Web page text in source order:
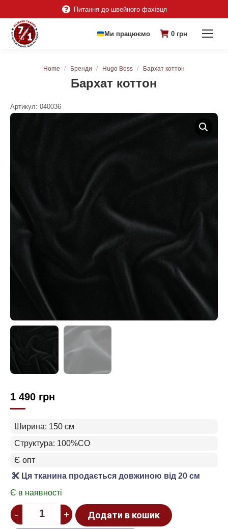
Питання до швейного фахівця
Ми працюємо 0 грн
Бархат коттон
You are here:
Home Бренди Hugo Boss Бархат коттон
Артикул: 040036
1 490 грн
Ширина: 150 см
Структура: 100%CO
Є опт
Ця тканина продається довжиною від 20 см
Є в наявності
Quantity
- + Додати в кошик